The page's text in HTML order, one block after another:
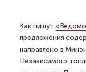
Как пишут
предложения
направлено в
Независимого